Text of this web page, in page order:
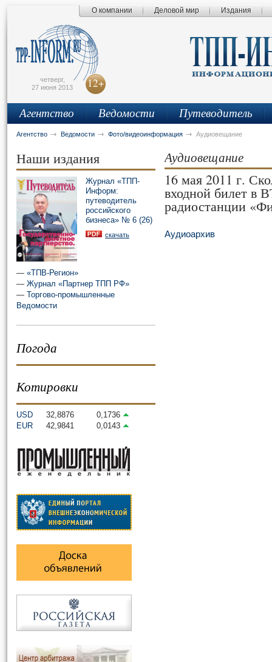
О компании Деловой мир Издания
четверг,
27 июня 2013
12+
Агентство Ведомости Путеводитель
Агентство Ведомости Фото/видеоинформация Аудиовещание
Наши издания
Журнал «ТПП-
Информ:
путеводитель
российского
бизнеса» № 6 (26)
скачать
— «ТПВ-Регион»
— Журнал «Партнер ТПП РФ»
— Торгово-промышленные
Ведомости
Погода
Котировки
USD 32,8876
0,1736
EUR
42,9841 0,0143
Аудиовещание
16 мая 2011 г.
входной билет в
радиостанции
Аудиоархив